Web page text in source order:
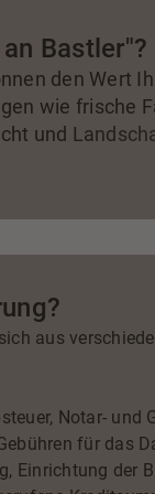
Bastler"?
den Wert
wie frische
und
es ratsam,
aus
Notar- und
für das
Einrichtung der